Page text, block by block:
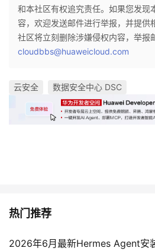
和本社区有权追究责任。如果您发现
容，欢迎发送邮件进行举报，并提供
社区将立刻删除涉嫌侵权内容，举报
cloudbbs@huaweicloud.com
云安全 数据安全中心 DSC
热门推荐
2026年6月最新Hermes Agent安